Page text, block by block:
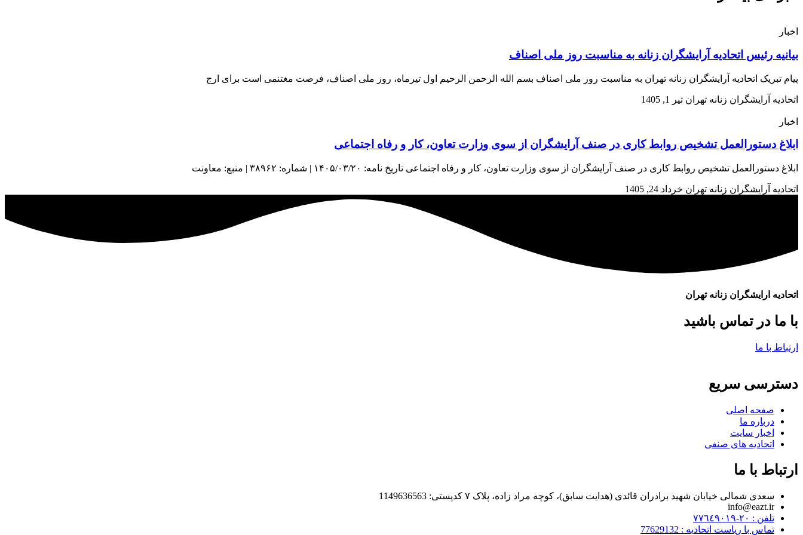
اخبار
بیانیه رئیس اتحادیه آرایشگران زنانه به مناسبت روز ملی اصناف
پیام تبریک اتحادیه آرایشگران زنانه تهران به مناسبت روز ملی اصناف بسم الله الرحمن الرحیم اول تیرماه، روز ملی اصناف، فرصت مغتنمی است برای ارج
اتحادیه آرایشگران زنانه تهران تیر 1, 1405
اخبار
ابلاغ دستورالعمل تشخیص روابط کاری در صنف آرایشگران از سوی وزارت تعاون، کار و رفاه اجتماعی
ابلاغ دستورالعمل تشخیص روابط کاری در صنف آرایشگران از سوی وزارت تعاون، کار و رفاه اجتماعی تاریخ نامه: ۱۴۰۵/۰۳/۲۰ | شماره: ۳۸۹۶۲ | منبع: معاونت
اتحادیه آرایشگران زنانه تهران خرداد 24, 1405
اتحادیه ارایشگران زنانه تهران
با ما در تماس باشید
ارتباط با ما
دسترسی سریع
صفحه اصلی
درباره ما
اخبار سایت
اتحادیه های صنفی
ارتباط با ما
سعدی شمالی خیابان شهید برادران قائدی (هدایت سابق)، کوچه مراد زاده، پلاک ۷ کدپستی: 1149636563
info@eazt.ir
تلفن : ٢٠-٧٧٦٤٩٠١٩
تماس با ریاست اتحادیه : 77629132